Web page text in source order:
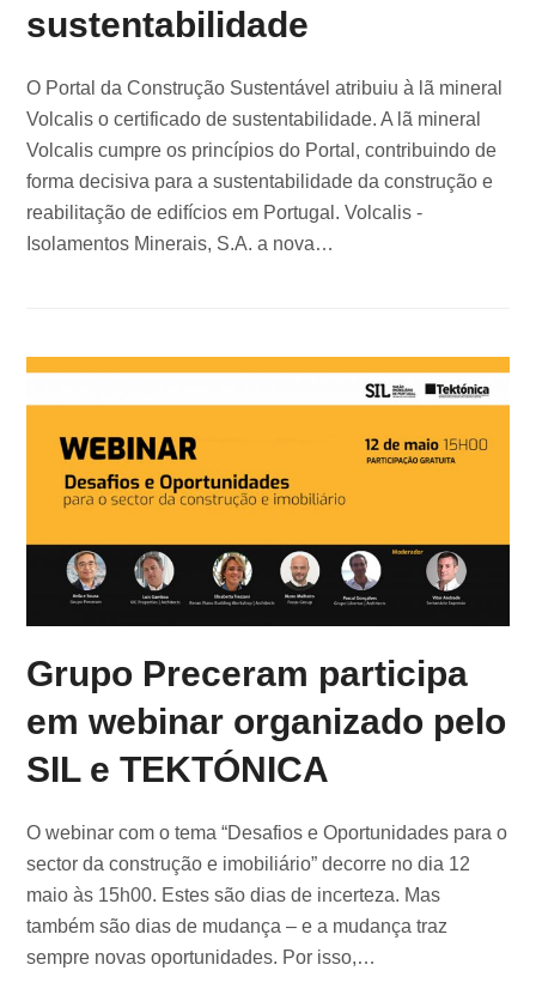
sustentabilidade
O Portal da Construção Sustentável atribuiu à lã mineral
Volcalis o certificado de sustentabilidade. A lã mineral
Volcalis cumpre os princípios do Portal, contribuindo de
forma decisiva para a sustentabilidade da construção e
reabilitação de edifícios em Portugal. Volcalis -
Isolamentos Minerais, S.A. a nova…
Grupo Preceram participa
em webinar organizado pelo
SIL e TEKTÓNICA
O webinar com o tema “Desafios e Oportunidades para o
sector da construção e imobiliário” decorre no dia 12
maio às 15h00. Estes são dias de incerteza. Mas
também são dias de mudança – e a mudança traz
sempre novas oportunidades. Por isso,…